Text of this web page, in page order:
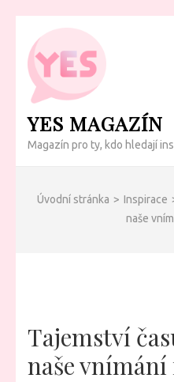
Přeskočit
obsah
(Enter)
YES MAGAZÍN
Magazín pro ty, kdo hledají
Úvodní stránka > Inspirace
naše
Tajemství
naše